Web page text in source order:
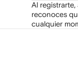
Al
reconoces
cualquier